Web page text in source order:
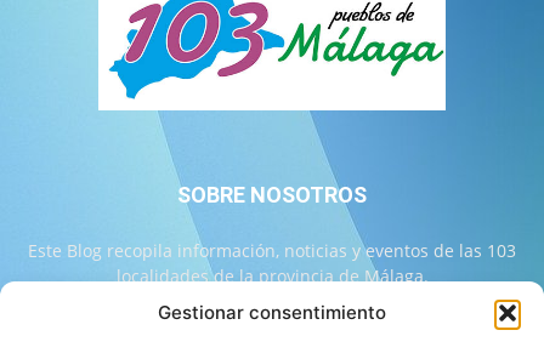
Gestionar consentimiento
SOBRE NOSOTROS
Este Blog recopila información, noticias y eventos de las 103
localidades de la provincia de Málaga.
Contáctanos: info@103malaga.com